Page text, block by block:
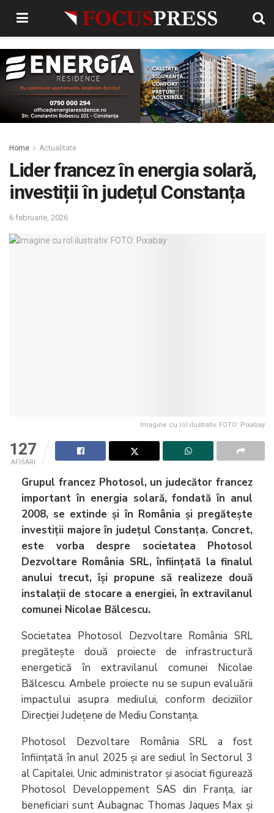
Home Actualitate
Lider francez în energia solară,
investiții în județul Constanța
6 februarie, 2026
Imagine cu rol ilustrativ. FOTO: Pixabay
127
AFISARI
Grupul francez Photosol, un judecător francez
important în energia solară, fondată în anul
2008, se extinde și în România și pregătește
investiții majore în județul Constanța. Concret,
este vorba despre societatea Photosol
Dezvoltare România SRL, înființată la finalul
anului trecut, își propune să realizeze două
instalații de stocare a energiei, în extravilanul
comunei Nicolae Bălcescu.
Societatea Photosol Dezvoltare România SRL
pregătește două proiecte de infrastructură
energetică în extravilanul comunei Nicolae
Bălcescu. Ambele proiecte nu se supun evaluării
impactului asupra mediului, conform deciziilor
Direcției Județene de Mediu Constanța.
Photosol Dezvoltare România SRL a fost
înființată în anul 2025 și are sediul în Sectorul 3
al Capitalei. Unic administrator și asociat figurează
Photosol Developpement SAS din Franța, iar
beneficiari sunt Aubagnac Thomas Jaques Max și